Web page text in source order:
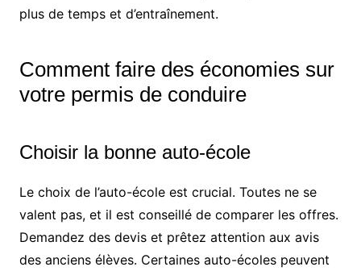
plus de temps et d’entraînement.
Comment faire des économies sur
votre permis de conduire
Choisir la bonne auto-école
Le choix de l’auto-école est crucial. Toutes ne se
valent pas, et il est conseillé de comparer les offres.
Demandez des devis et prêtez attention aux avis
des anciens élèves. Certaines auto-écoles peuvent